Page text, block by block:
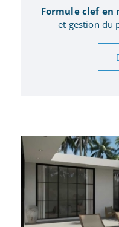
Formule clef en
et gestion du